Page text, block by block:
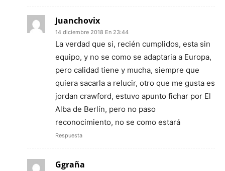
Juanchovix
14 diciembre 2018 En 23:44
La verdad que si, recién cumplidos, esta sin
equipo, y no se como se adaptaria a Europa,
pero calidad tiene y mucha, siempre que
quiera sacarla a relucir, otro que me gusta es
jordan crawford, estuvo apunto fichar por El
Alba de Berlín, pero no paso
reconocimiento, no se como estará
Respuesta
Ggraña